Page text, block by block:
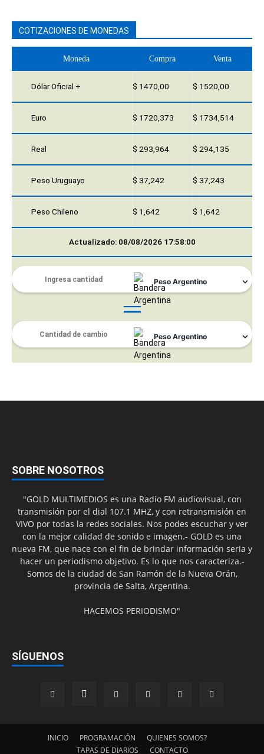
COTIZACIONES DE MONEDAS
Moneda Compra Venta
Dólar Oficial + $ 1470,00 $ 1520,00
Euro $ 1720,373 $ 1734,514
Real $ 293,964 $ 294,135
Peso Uruguayo $ 37,242 $ 37,243
Peso Chileno $ 1,642 $ 1,642
Actualizado: 08/08/2026 17:58:00
SOBRE NOSOTROS
"GOLD MULTIMEDIOS es una Radio FM audiovisual, con
transmisión por el dial 107.1 MHZ, y con retransmisión en
VIVO por todas la redes sociales. Nos podes escuchar y ver
con la mejor calidad de sonido e imagen.- GOLD es una
nueva FM, que nace con el fin de brindar información seria y
hacer un periodismo objetivo. Es lo que nos caracteriza.-
Somos de la ciudad de San Ramón de la Nueva Orán,
provincia de Salta, Argentina.
HACEMOS PERIODISMO"
SÍGUENOS
INICIO PROGRAMACIÓN
QUIENES SOMOS?
TAPAS DE DIARIOS
CONTACTO